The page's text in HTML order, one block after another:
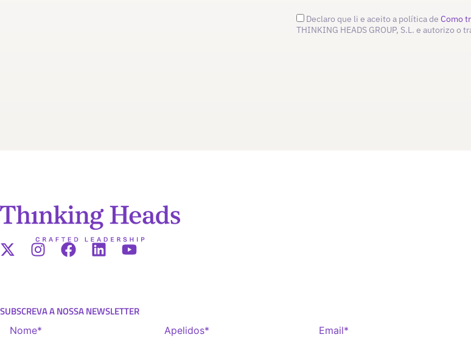
Declaro que li e aceito a política de Como
THINKING HEADS GROUP, S.L. e autorizo o
SUBSCREVA A NOSSA NEWSLETTER